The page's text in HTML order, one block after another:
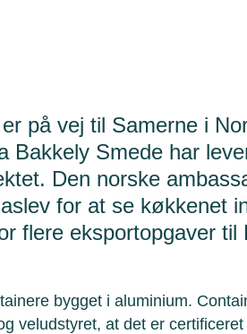
på vej til Samerne i
Bakkely Smede har
Den norske
for at se køkkenet
flere eksportopgaver til
bygget i aluminium.
veludstyret, at det er certificeret